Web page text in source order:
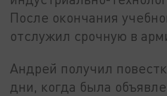
После окончания
отслужил срочную в
Андрей получил
дни, когда была